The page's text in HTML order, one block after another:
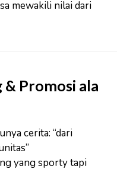
mewakili nilai dari
Promosi ala
cerita: “dari
yang sporty tapi